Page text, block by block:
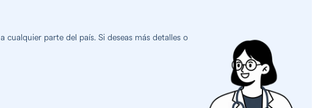
parte del país. Si deseas más detalles o